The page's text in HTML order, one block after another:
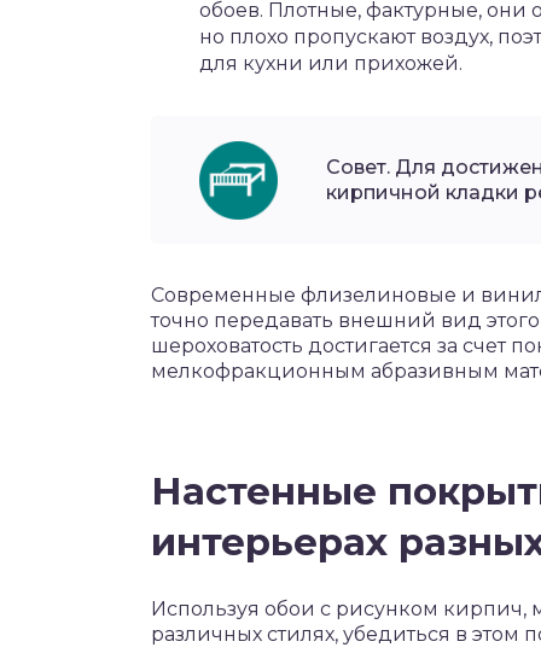
обоев. Плотные, фактурные, они
но плохо пропускают воздух,
для кухни или прихожей.
Совет. Для
кирпичной кладки
Современные флизелиновые и
точно передавать внешний вид этого
шероховатость достигается за счет
мелкофракционным абразивным
Настенные
интерьерах
Используя обои с рисунком кирпич,
различных стилях, убедиться в этом